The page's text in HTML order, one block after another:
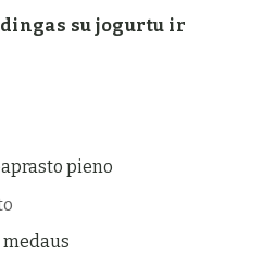
su jogurtu ir
pieno